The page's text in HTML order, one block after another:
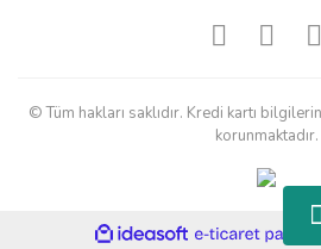
© Tüm hakları saklıdır. Kredi kartı
korunmaktadır.
ideasoft